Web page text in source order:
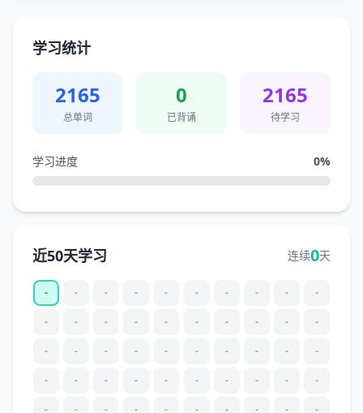
学习统计
2165
总单词
0
已背诵
2165
待学习
学习进度 0%
近50天学习 连续0天
- - - - - - - - - -
- - - - - - - - - -
- - - - - - - - - -
- - - - - - - - - -
- - - - - - - - - -